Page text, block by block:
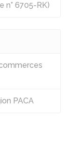
n° 6705-RK)
PACA